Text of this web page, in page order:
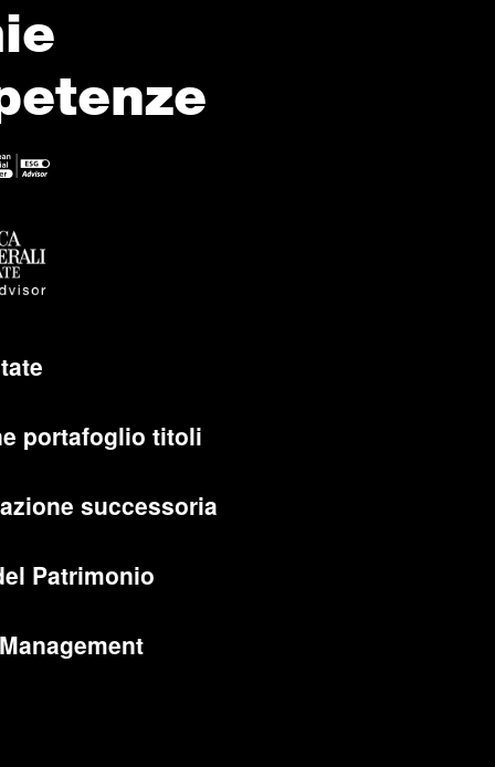
portafoglio titoli
successoria
Patrimonio